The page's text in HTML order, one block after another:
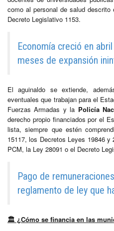
como al personal de salud
Decreto Legislativo 1153.
Economía creció en
meses de expansión
El aguinaldo se extiende,
eventuales que trabajan para el
Fuerzas Armadas y la Policía
derecho propio financiados por el
lista, siempre que estén
15117, los Decretos Leyes 19846 y
PCM, la Ley 28091 o el Decreto
Pago de
reglamento de ley que
🏛 ¿Cómo se financia en las